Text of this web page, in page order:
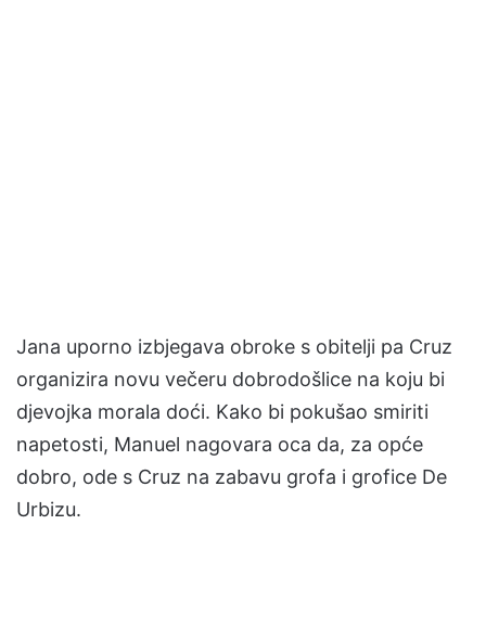
Jana uporno izbjegava obroke s obitelji pa Cruz
organizira novu večeru dobrodošlice na koju bi
djevojka morala doći. Kako bi pokušao smiriti
napetosti, Manuel nagovara oca da, za opće
dobro, ode s Cruz na zabavu grofa i grofice De
Urbizu.